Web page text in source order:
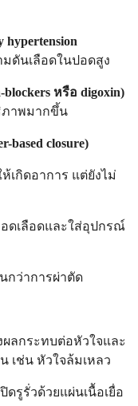
ดันเลือดในปอดสูง
หรือ digoxin)
ภาพมากขึ้น
based closure)
เกิดอาการ แต่ยังไม่
ดเลือดและใส่อุปกรณ์
กว่าการผ่าตัด
ลกระทบต่อหัวใจและ
เช่น หัวใจล้มเหลว
รูรั่วด้วยแผ่นเนื้อเยื่อ